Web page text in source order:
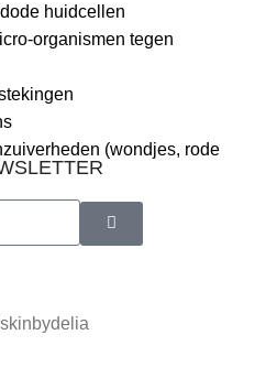
huidcellen
organismen tegen
(wondjes, rode